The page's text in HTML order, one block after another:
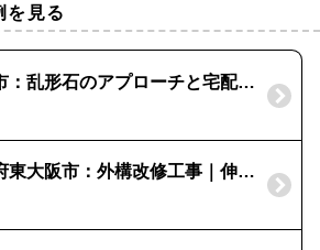
を見る
天理市：乱形石のアプローチと宅配ボックス門柱｜コルディアラック
大阪府東大阪市：外構改修工事｜伸縮門扉セレビュー｜テラス スピーネ｜目隠しフェンス